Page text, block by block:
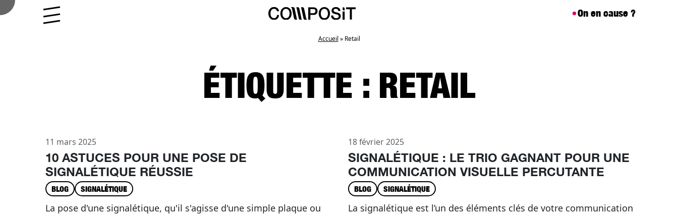
Aller au contenu
Skip to footer
On en cause ?
Accueil » Retail
ÉTIQUETTE : RETAIL
11 mars 2025
10 ASTUCES POUR UNE POSE DE
SIGNALÉTIQUE RÉUSSIE
BLOG SIGNALÉTIQUE
La pose d'une signalétique, qu'il s'agisse d'une simple plaque ou
18 février 2025
SIGNALÉTIQUE : LE TRIO GAGNANT POUR UNE
COMMUNICATION VISUELLE PERCUTANTE
BLOG SIGNALÉTIQUE
La signalétique est l’un des éléments clés de votre communication